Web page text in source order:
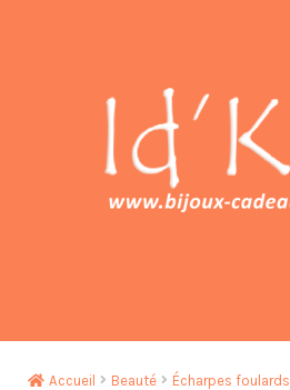
Accueil Beauté Écharpes foulards